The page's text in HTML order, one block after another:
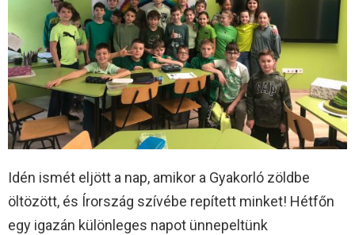
Idén ismét eljött a nap, amikor a Gyakorló zöldbe
öltözött, és Írország szívébe repített minket! Hétfőn
egy igazán különleges napot ünnepeltünk